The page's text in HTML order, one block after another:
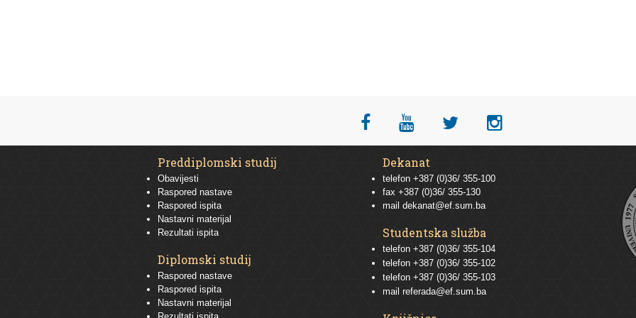
Preddiplomski studij
Obavijesti
Raspored nastave
Raspored ispita
Nastavni materijal
Rezultati ispita
Diplomski studij
Raspored nastave
Raspored ispita
Nastavni materijal
Dekanat
telefon +387 (0)36/ 355-100
fax +387 (0)36/ 355-130
mail dekanat@ef.sum.ba
Studentska služba
telefon +387 (0)36/ 355-104
telefon +387 (0)36/ 355-102
telefon +387 (0)36/ 355-103
mail referada@ef.sum.ba